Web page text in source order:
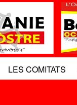
LES COMITATS